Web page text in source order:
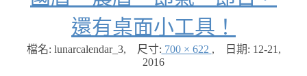
還有桌面小工具！
檔名: lunarcalendar_3, 尺寸: 700 × 622 , 日期: 12-21,
2016